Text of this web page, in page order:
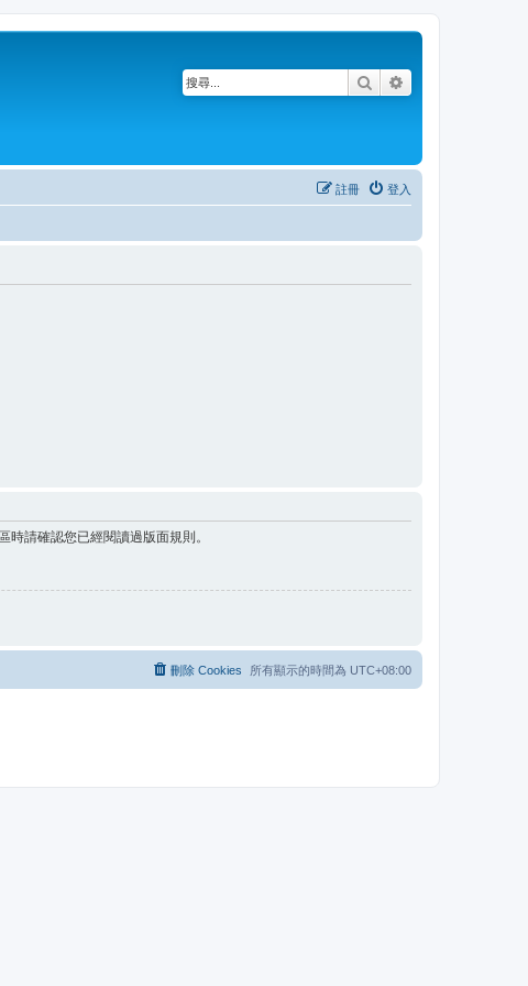
搜尋
登入
註冊
請確認您已經閱讀過版面規則。
所有顯示的時間為 UTC+08:00
刪除 Cookies